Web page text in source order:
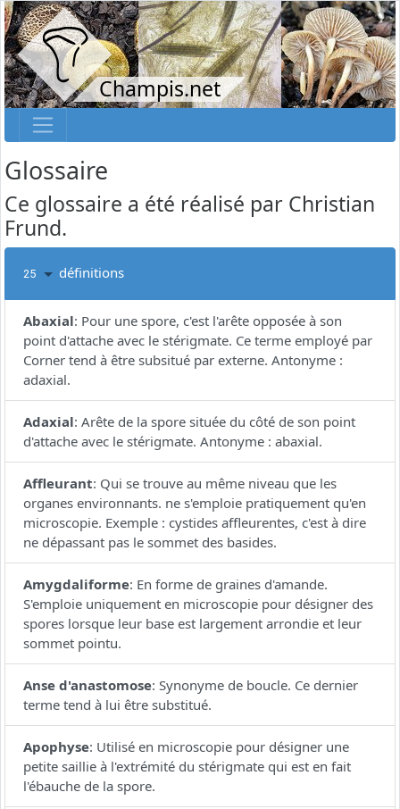
Champis.net
Glossaire
Ce glossaire a été réalisé par Christian
Frund.
25 définitions
Abaxial: Pour une spore, c'est l'arête opposée à son
point d'attache avec le stérigmate. Ce terme employé par
Corner tend à être subsitué par externe. Antonyme :
adaxial.
Adaxial: Arête de la spore située du côté de son point
d'attache avec le stérigmate. Antonyme : abaxial.
Affleurant: Qui se trouve au même niveau que les
organes environnants. ne s'emploie pratiquement qu'en
microscopie. Exemple : cystides affleurentes, c'est à dire
ne dépassant pas le sommet des basides.
Amygdaliforme: En forme de graines d'amande.
S'emploie uniquement en microscopie pour désigner des
spores lorsque leur base est largement arrondie et leur
sommet pointu.
Anse d'anastomose: Synonyme de boucle. Ce dernier
terme tend à lui être substitué.
Apophyse: Utilisé en microscopie pour désigner une
petite saillie à l'extrémité du stérigmate qui est en fait
l'ébauche de la spore.